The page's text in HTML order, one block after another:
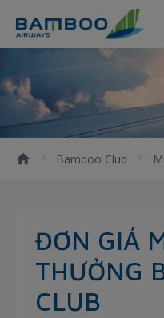
Mua điểm
Bamboo Club
ĐƠN GIÁ
THƯỞNG
CLUB